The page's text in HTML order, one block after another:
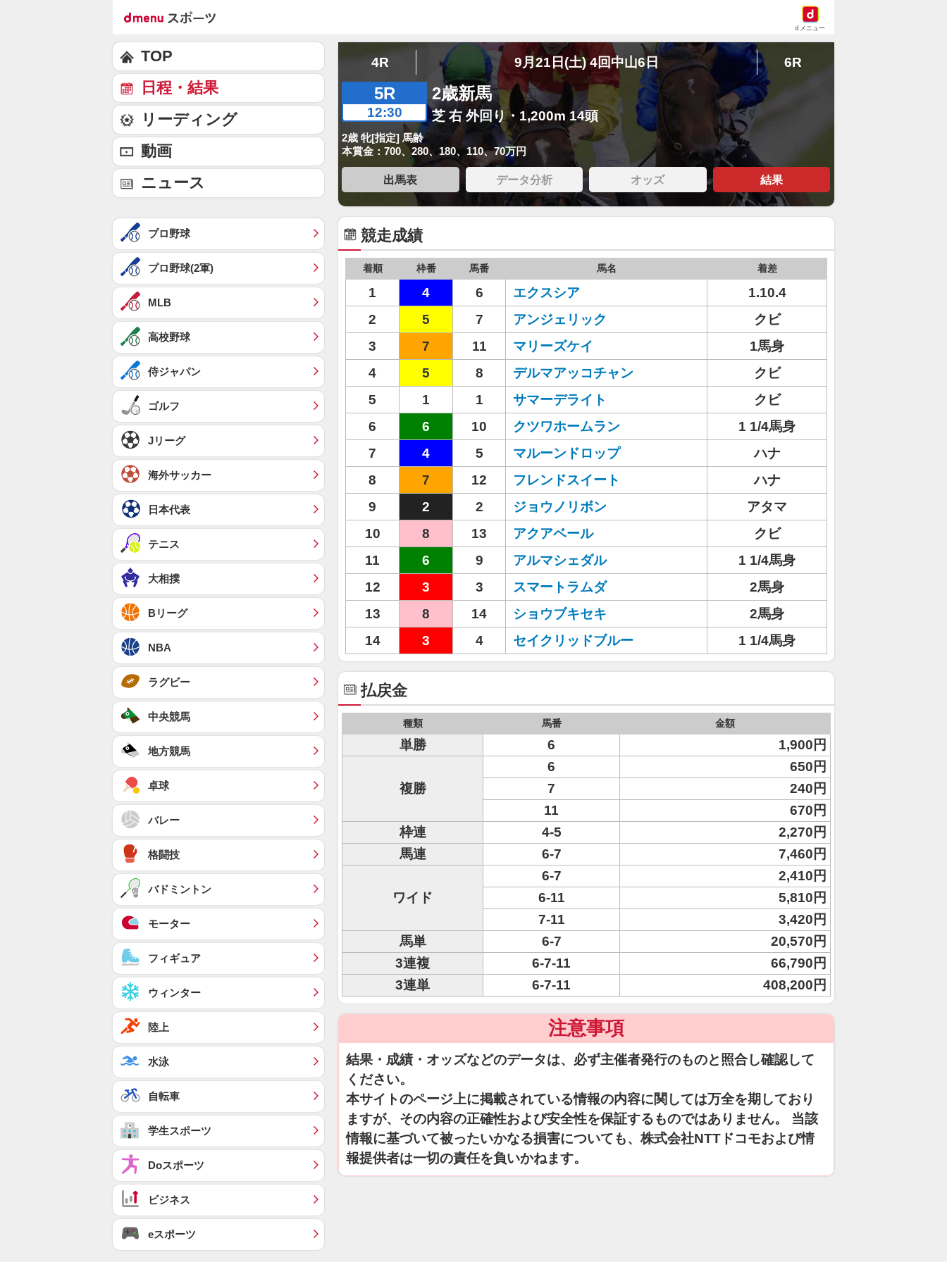
dメニュー
4R 9月21日(土) 4回中山6日 6R
5R
12:30
2歳新馬
芝 右 外回り・1,200m 14頭
2歳 牝[指定] 馬齢
本賞金：700、280、180、110、70万円
出馬表 データ分析 オッズ 結果
競走成績
着順 枠番 馬番 馬名 着差
1 4 6 エクスシア
1.10.4
2
5 7 アンジェリック
クビ
3
7 11 マリーズケイ
1馬身
4
5 8 デルマアッコチャン
クビ
5
1 1 サマーデライト
クビ
6
6 10 クツワホームラン
1 1/4馬身
7
4 5 マルーンドロップ
ハナ
8
7 12 フレンドスイート
ハナ
9
2 2 ジョウノリボン
アタマ
10
8 13 アクアベール
クビ
11
6 9 アルマシェダル
1 1/4馬身
12
3 3 スマートラムダ
2馬身
13
8 14 ショウブキセキ
2馬身
14
3 4 セイクリッドブルー 1 1/4馬身
払戻金
種類 馬番 金額
単勝 6 1,900円
複勝
6
650円
7
240円
11
670円
枠連
4-5
2,270円
馬連
6-7 7,460円
ワイド
6-7
2,410円
6-11
5,810円
7-11
3,420円
馬単
6-7
20,570円
3連複
6-7-11
66,790円
3連単
6-7-11 408,200円
注意事項
結果・成績・オッズなどのデータは、必ず主催者発行のものと照合し確認して
ください。
本サイトのページ上に掲載されている情報の内容に関しては万全を期しており
ますが、その内容の正確性および安全性を保証するものではありません。 当該
情報に基づいて被ったいかなる損害についても、株式会社NTTドコモおよび情
報提供者は一切の責任を負いかねます。
TOP
日程・結果
リーディング
動画
ニュース
プロ野球
プロ野球(2軍)
MLB
高校野球
侍ジャパン
ゴルフ
Jリーグ
海外サッカー
日本代表
テニス
大相撲
Bリーグ
NBA
ラグビー
中央競馬
地方競馬
卓球
バレー
格闘技
バドミントン
モーター
フィギュア
ウィンター
陸上
水泳
自転車
学生スポーツ
Doスポーツ
ビジネス
eスポーツ